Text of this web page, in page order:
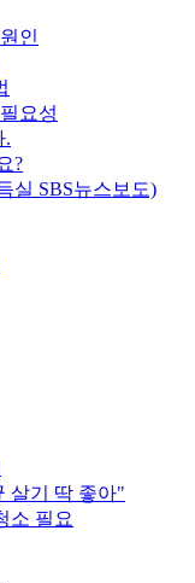
인
요성
.
?
실 SBS뉴스보도)
살기 딱 좋아"
소 필요